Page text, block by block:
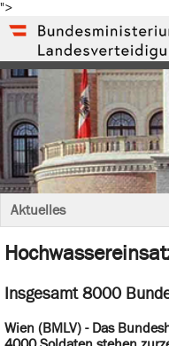
">
Aktuelles
Insgesamt 8000
Wien (BMLV) - Das